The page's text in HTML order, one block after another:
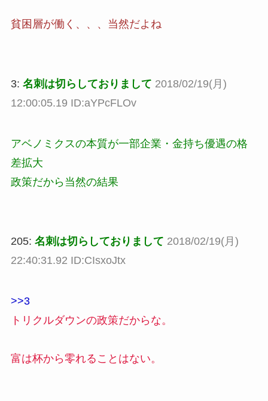
貧困層が働く、、、当然だよね
3: 名刺は切らしておりまして 2018/02/19(月)
12:00:05.19 ID:aYPcFLOv
アベノミクスの本質が一部企業・金持ち優遇の格
差拡大
政策だから当然の結果
205: 名刺は切らしておりまして 2018/02/19(月)
22:40:31.92 ID:CIsxoJtx
>>3
トリクルダウンの政策だからな。
富は杯から零れることはない。